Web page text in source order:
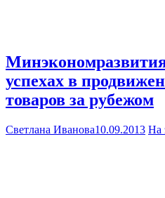
успехах в
товаров за рубежом
Светлана Иванова10.09.2013 На